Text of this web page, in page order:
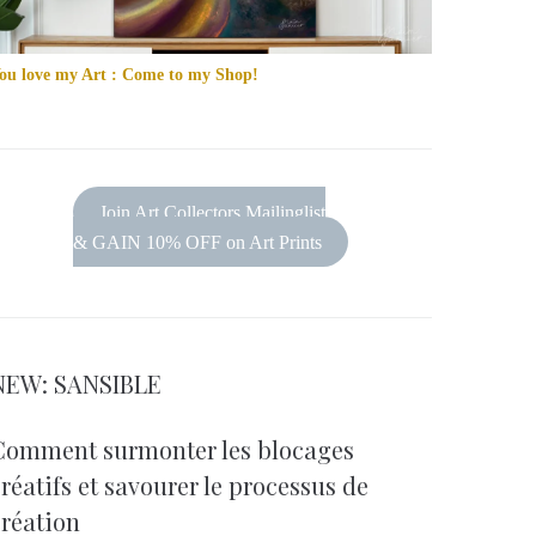
love my Art : Come to my Shop!
Join Art Collectors Mailinglist
& GAIN 10% OFF on Art Prints
SANSIBLE
surmonter les blocages
et savourer le processus de